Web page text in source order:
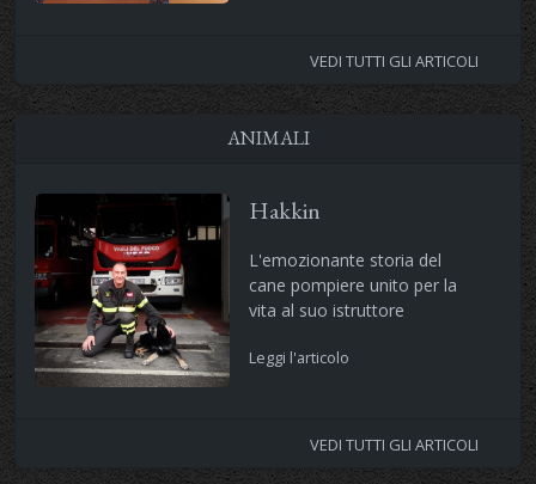
VEDI TUTTI GLI ARTICOLI
ANIMALI
Hakkin
L'emozionante storia del
cane pompiere unito per la
vita al suo istruttore
Leggi l'articolo
VEDI TUTTI GLI ARTICOLI